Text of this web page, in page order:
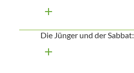
Die Jünger und der Sabbat: